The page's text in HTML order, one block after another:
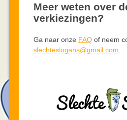
Meer weten over
verkiezingen?
Ga naar onze FAQof neem
slechteslogans@gmail.com